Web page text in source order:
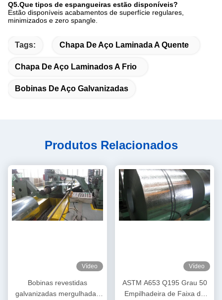
Q5.Que tipos de espangueiras estão disponíveis?
Estão disponíveis acabamentos de superfície regulares,
minimizados e zero spangle.
Tags: Chapa De Aço Laminada A Quente
Chapa De Aço Laminados A Frio
Bobinas De Aço Galvanizadas
Produtos Relacionados
Vídeo
Bobinas revestidas
galvanizadas mergulhadas
Vídeo
ASTM A653 Q195 Grau 50
Empilhadeira de Faixa de